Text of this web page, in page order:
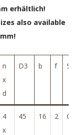
erhältlich!
also available
n
x
d
D3 b f
4
x
45 16 2